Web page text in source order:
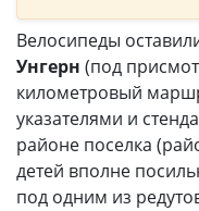
Велосипеды
Унгерн (под
километровый
указателями и
районе поселка
детей вполне
под одним из